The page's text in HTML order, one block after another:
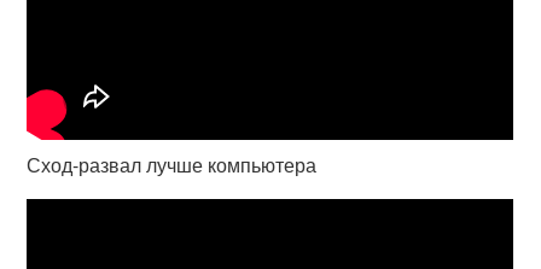
Сход-развал лучше компьютера